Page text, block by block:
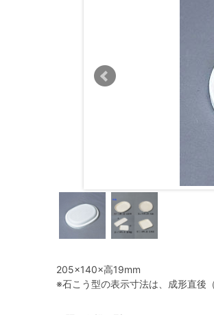
205×140×高19mm
※石こう型の表示寸法は、成形直後